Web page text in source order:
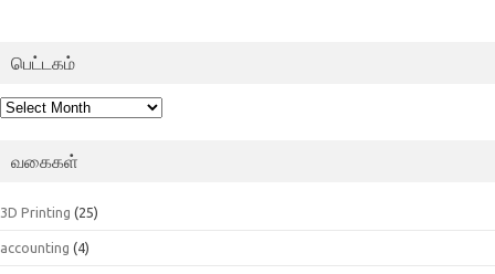
பெட்டகம்
பெட்டகம்
வகைகள்
3D Printing (25)
accounting (4)